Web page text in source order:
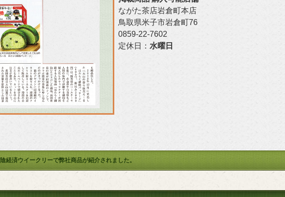
ながた茶店岩倉町本店
鳥取県米子市岩倉町76
0859-22-7602
定休日： 水曜日
経済ウイークリーで弊社商品が紹介されました。